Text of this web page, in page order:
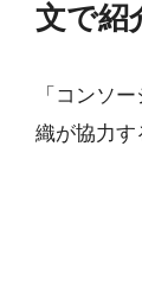
文で紹
「コンソ
織が協力す